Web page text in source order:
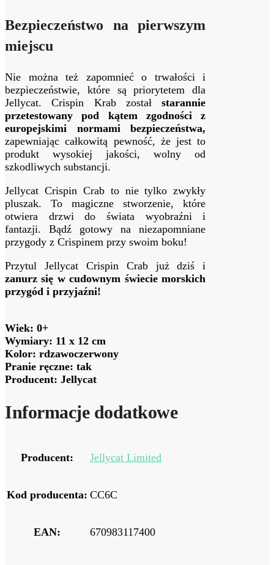
Bezpieczeństwo na pierwszym
miejscu
Nie można też zapomnieć o trwałości i
bezpieczeństwie, które są priorytetem dla
Jellycat. Crispin Krab zostałstarannie
przetestowany pod kątem zgodności z
europejskimi normami bezpieczeństwa,
zapewniając całkowitą pewność, że jest to
produkt wysokiej jakości, wolny od
szkodliwych substancji.
Jellycat Crispin Crab to nie tylko zwykły
pluszak. To magiczne stworzenie, które
otwiera drzwi do świata wyobraźni i
fantazji. Bądź gotowy na niezapomniane
przygody z Crispinem przy swoim boku!
Przytul Jellycat Crispin Crab już dziś i
zanurz się w cudownym świecie morskich
przygód i przyjaźni!
Wiek: 0+
Wymiary: 11 x 12 cm
Kolor: rdzawoczerwony
Pranie ręczne: tak
Producent: Jellycat
Informacje dodatkowe
Producent: Jellycat Limited
Kod producenta: CC6C
EAN: 670983117400